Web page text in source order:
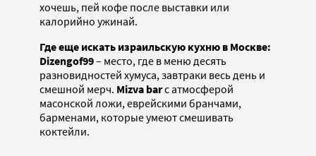
хочешь, пей кофе после выставки или
калорийно ужинай.
Где еще искать израильскую кухню в Москве:
Dizengof99– место, где в меню десять
разновидностей хумуса, завтраки весь день и
смешной мерч. Mizva barс атмосферой
масонской ложи, еврейскими бранчами,
барменами, которые умеют смешивать
коктейли.